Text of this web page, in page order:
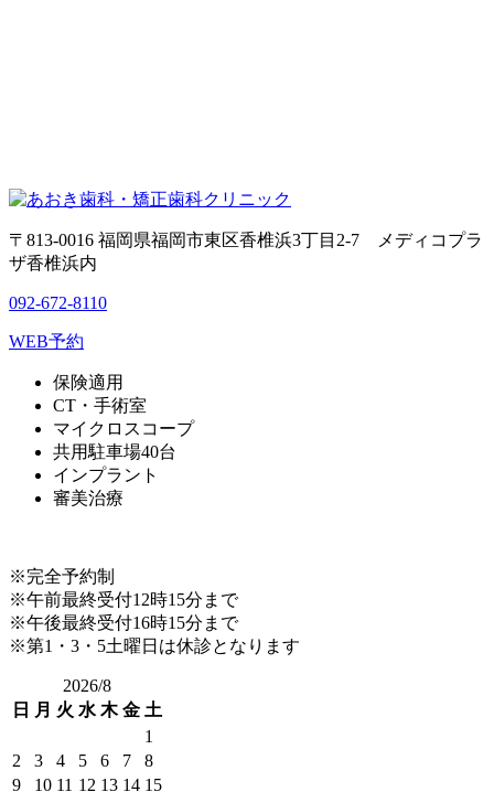
〒813-0016 福岡県福岡市東区香椎浜3丁目2-7 メディコプラ
ザ香椎浜内
092-672-8110
WEB予約
保険適用
CT・手術室
マイクロスコープ
共用駐車場40台
インプラント
審美治療
※完全予約制
※午前最終受付12時15分まで
※午後最終受付16時15分まで
※第1・3・5土曜日は休診となります
2026/8
日 月 火 水 木 金 土
1
2
3 4 5 6 7
8
9
10 11 12 13 14 15